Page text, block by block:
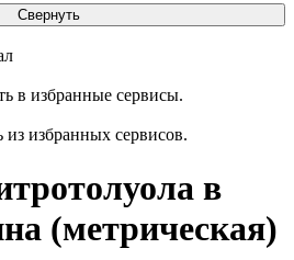
в избранные сервисы.
избранных сервисов.
в
(метрическая)